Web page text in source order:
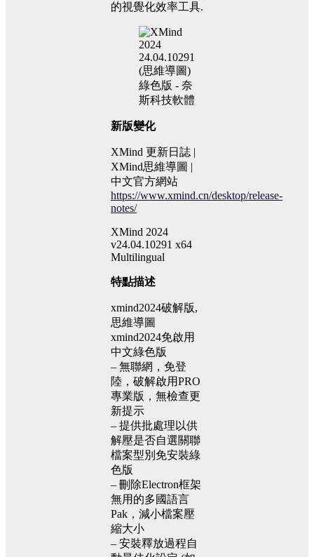
的視覺化效率工具.
新版變化
XMind 更新日誌 |
XMind思維導圖 |
中文官方網站
https://www.xmind.cn/desktop/release-
notes/
XMind 2024
v24.04.10291 x64
Multilingual
特點描述
xmind2024破解版,
思維導圖
xmind2024免啟用
中文綠色版
– 無聯網，免登
陸，破解啟用PRO
專業版，無檢查更
新提示
– 提供批處理以供
解壓是否自選關聯
檔案型別免安裝綠
色版
– 刪除Electron框架
無用的多國語言
Pak，減小檔案壓
縮大小
– 安裝釋放過程自